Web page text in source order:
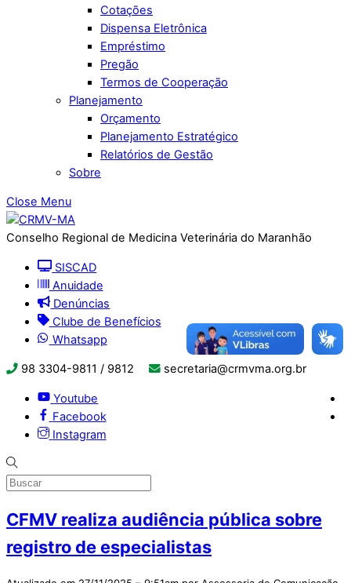
Cotações
Dispensa Eletrônica
Empréstimo
Pregão
Termos de Cooperação
Planejamento
Orçamento
Planejamento Estratégico
Relatórios de Gestão
Sobre
Close Menu
Conselho Regional de Medicina Veterinária do Maranhão
SISCAD
Anuidade
Denúncias
Clube de Benefícios
Whatsapp
98 3304-9811 / 9812 secretaria@crmvma.org.br
Youtube
Facebook
Instagram
CFMV realiza audiência pública sobre
registro de especialistas